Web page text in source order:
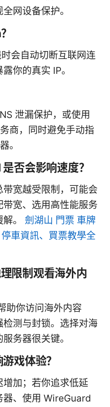
网设备保护。
会自动切断互联网连
你的真实 IP。
泄漏保护，或使用
商，同时避免手动指
。
否会影响速度？
宽越受限制，可能会
宽、选用高性能服务
。 劍湖山 門票 車牌
車資訊、買票教學全
限制观看海外内
助你访问海外内容
测与封锁。选择对海
务器很关键。
戏体验？
加；若你追求低延
器、使用 WireGuard